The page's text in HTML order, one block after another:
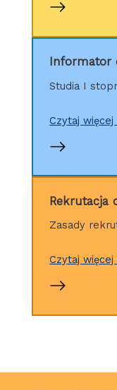
Informator
Studia I
Czytaj
Rekrutacja
Zasady
Czytaj